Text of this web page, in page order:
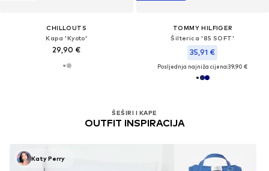
CHILLOUTS
Kapa 'Kyoto'
29,90 €
ŠEŠIRI I KAPE
OUTFIT INSPIRACIJA
Katy Perry
TOMMY HILFIGER
Šilterica '85 SOFT'
35,91 €
Posljednja najniža cijena:39,90 €